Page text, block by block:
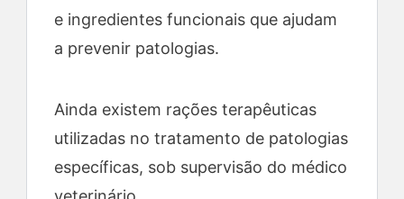
e ingredientes funcionais que ajudam
a prevenir patologias.
Ainda existem rações terapêuticas
utilizadas no tratamento de patologias
específicas, sob supervisão do médico